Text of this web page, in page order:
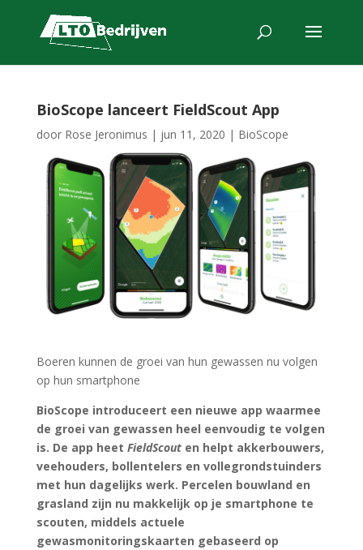
BioScope lanceert FieldScout App
door Rose Jeronimus | jun 11, 2020 | BioScope
Boeren kunnen de groei van hun gewassen nu volgen
op hun smartphone
BioScope introduceert een nieuwe app waarmee
de groei van gewassen heel eenvoudig te volgen
is. De app heet FieldScouten helpt akkerbouwers,
veehouders, bollentelers en vollegrondstuinders
met hun dagelijks werk. Percelen bouwland en
grasland zijn nu makkelijk op je smartphone te
scouten, middels actuele
gewasmonitoringskaarten gebaseerd op